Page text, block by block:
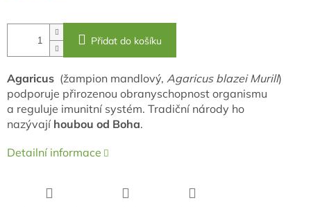
Přidat do košíku
Agaricus (žampion mandlový, Agaricus blazei Murill)
podporuje přirozenou obranyschopnost organismu
a reguluje imunitní systém. Tradiční národy ho
nazývají houbou od Boha.
Detailní informace